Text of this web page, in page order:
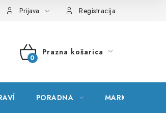
Mapa stranice Moja narudžba
Prijava Registracija
KOŠARICA
Prazna košarica
PORADNA MARKE